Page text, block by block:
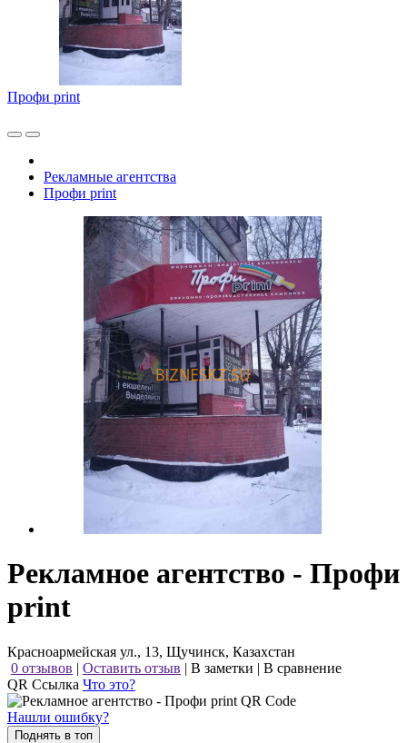
Профи print
Рекламные агентства
Профи print
Рекламное агентство - Профи
print
Красноармейская ул., 13, Щучинск, Казахстан
0 отзывов | Оставить отзыв | В заметки | В сравнение
QR Ссылка Что это?
Нашли ошибку?
Поднять в топ